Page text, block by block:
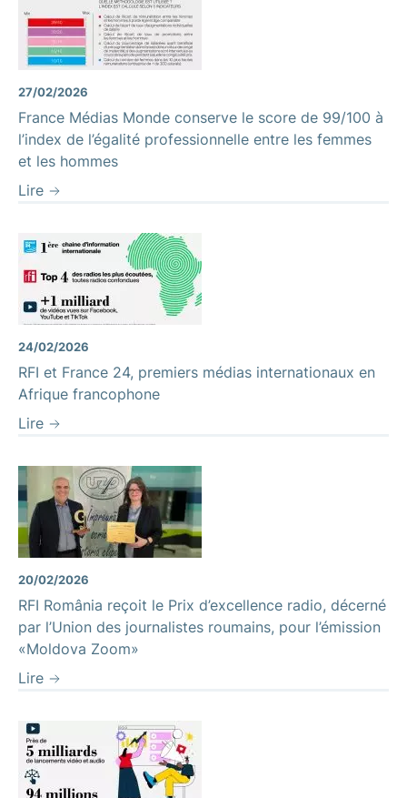
27/02/2026
France Médias Monde conserve le score de 99/100 à
l’index de l’égalité professionnelle entre les femmes
et les hommes
Lire
24/02/2026
RFI et France 24, premiers médias internationaux en
Afrique francophone
Lire
20/02/2026
RFI România reçoit le Prix d’excellence radio, décerné
par l’Union des journalistes roumains, pour l’émission
«Moldova Zoom»
Lire